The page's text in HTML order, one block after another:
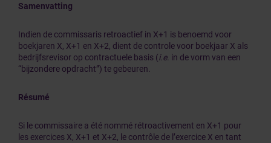
Samenvatting
Indien de commissaris retroactief in X+1 is benoemd voor
boekjaren X, X+1 en X+2, dient de controle voor boekjaar X als
bedrijfsrevisor op contractuele basis (i.e. in de vorm van een
“bijzondere opdracht”) te gebeuren.
Résumé
Si le commissaire a été nommé rétroactivement en X+1 pour
les exercices X, X+1 et X+2, le contrôle de l’exercice X en tant